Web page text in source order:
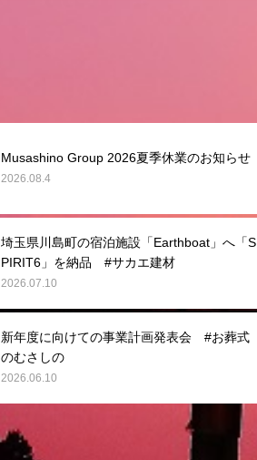
Musashino Group 2026夏季休業のお知らせ
2026.08.4
埼玉県川島町の宿泊施設「Earthboat」へ「S
PIRIT6」を納品 #サカエ建材
2026.07.10
新年度に向けての事業計画発表会 #お葬式
のむさしの
2026.06.10